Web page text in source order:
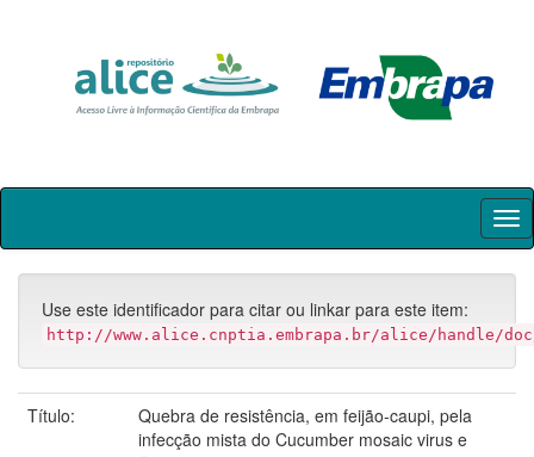
Skip
Use este identificador para citar ou linkar para este item:
http://www.alice.cnptia.embrapa.br/alice/handle/
Título:
Quebra de resistência, em feijão-caupi, pela
infecção mista do Cucumber mosaic virus e